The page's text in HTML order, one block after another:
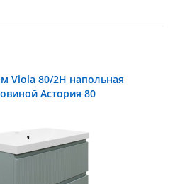
Viola 80/2Н напольная
Астория 80